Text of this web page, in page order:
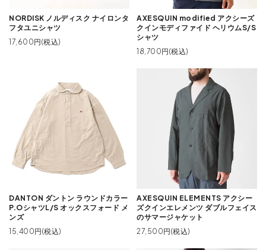
NORDISK ノルディスク ナイロンタ
フタユニシャツ
17,600円(税込)
AXESQUIN modified アクシーズ
クインモディファイド ヘリウムS/S
シャツ
18,700円(税込)
DANTON ダントン ラウンドカラー
P.OシャツL/S オックスフォード メ
ンズ
15,400円(税込)
AXESQUIN ELEMENTS アクシー
ズクインエレメンツ ダブルフェイス
のサマージャケット
27,500円(税込)